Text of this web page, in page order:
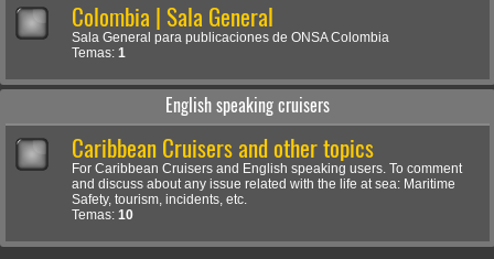
Colombia | Sala General
Sala General para publicaciones de ONSA Colombia
Temas: 1
English speaking cruisers
Caribbean Cruisers and other topics
For Caribbean Cruisers and English speaking users. To comment
and discuss about any issue related with the life at sea: Maritime
Safety, tourism, incidents, etc.
Temas: 10